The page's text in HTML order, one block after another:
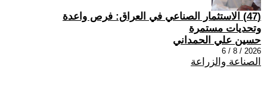
(47) الاستثمار الصناعي في العراق: فرص واعدة
وتحديات مستمرة
حسين علي الحمداني
2026 / 8 / 6
الصناعة والزراعة